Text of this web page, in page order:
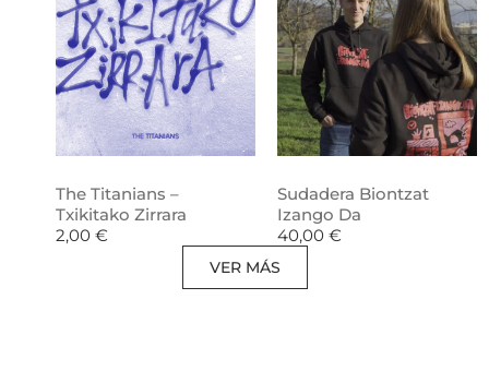
The Titanians –
Txikitako Zirrara
2,00 €
Sudadera Biontzat
Izango Da
40,00 €
VER MÁS